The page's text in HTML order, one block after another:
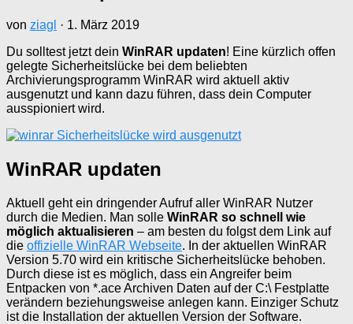
von ziagl · 1. März 2019
Du solltest jetzt dein WinRAR updaten! Eine kürzlich offen
gelegte Sicherheitslücke bei dem beliebten
Archivierungsprogramm WinRAR wird aktuell aktiv
ausgenutzt und kann dazu führen, dass dein Computer
ausspioniert wird.
WinRAR updaten
Aktuell geht ein dringender Aufruf aller WinRAR Nutzer
durch die Medien. Man solle WinRAR so schnell wie
möglich aktualisieren – am besten du folgst dem Link auf
die offizielle WinRAR Webseite. In der aktuellen WinRAR
Version 5.70 wird ein kritische Sicherheitslücke behoben.
Durch diese ist es möglich, dass ein Angreifer beim
Entpacken von *.ace Archiven Daten auf der C:\ Festplatte
verändern beziehungsweise anlegen kann. Einziger Schutz
ist die Installation der aktuellen Version der Software.